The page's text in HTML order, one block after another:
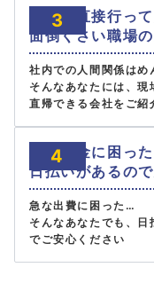
3
現場に直接行っ
面倒くさい職場
社内での人間関係はめ
そんなあなたには、
直帰できる会社をご紹
4
急遽お金に困っ
日払いがあるので
急な出費に困った…
そんなあなたでも、日
でご安心ください